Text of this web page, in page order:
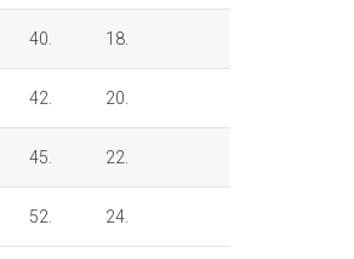
40. 18.
42. 20.
45. 22.
52. 24.